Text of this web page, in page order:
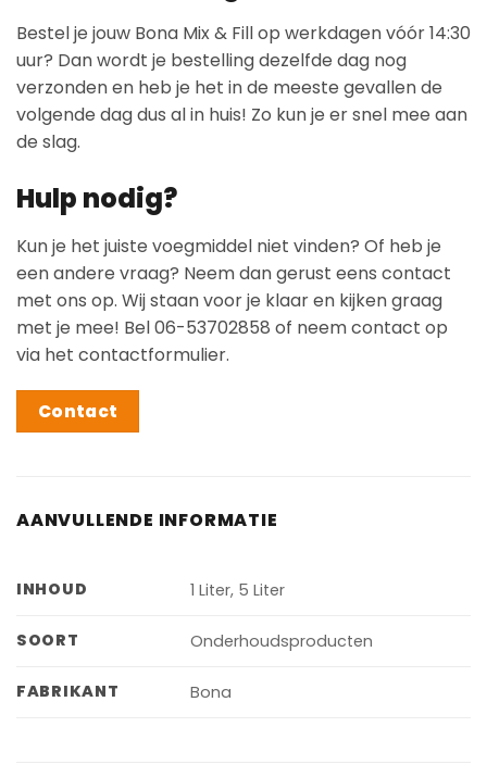
Bestel je jouw Bona Mix & Fill op werkdagen vóór 14:30
uur? Dan wordt je bestelling dezelfde dag nog
verzonden en heb je het in de meeste gevallen de
volgende dag dus al in huis! Zo kun je er snel mee aan
de slag.
Hulp nodig?
Kun je het juiste voegmiddel niet vinden? Of heb je
een andere vraag? Neem dan gerust eens contact
met ons op. Wij staan voor je klaar en kijken graag
met je mee! Bel 06-53702858 of neem contact op
via het contactformulier.
Contact
AANVULLENDE INFORMATIE
INHOUD 1 Liter, 5 Liter
SOORT Onderhoudsproducten
FABRIKANT Bona